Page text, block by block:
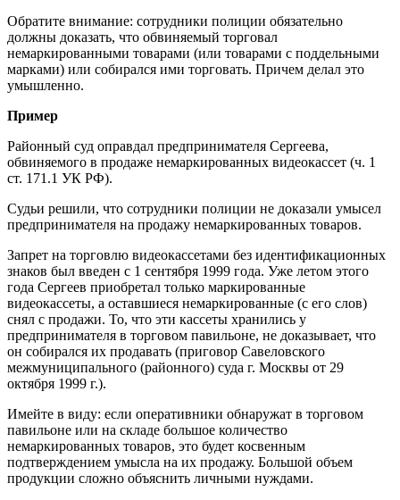
Обратите внимание: сотрудники полиции обязательно
должны доказать, что обвиняемый торговал
немаркированными товарами (или товарами с поддельными
марками) или собирался ими торговать. Причем делал это
умышленно.
Пример
Районный суд оправдал предпринимателя Сергеева,
обвиняемого в продаже немаркированных видеокассет (ч. 1
ст. 171.1 УК РФ).
Судьи решили, что сотрудники полиции не доказали умысел
предпринимателя на продажу немаркированных товаров.
Запрет на торговлю видеокассетами без идентификационных
знаков был введен с 1 сентября 1999 года. Уже летом этого
года Сергеев приобретал только маркированные
видеокассеты, а оставшиеся немаркированные (с его слов)
снял с продажи. То, что эти кассеты хранились у
предпринимателя в торговом павильоне, не доказывает, что
он собирался их продавать (приговор Савеловского
межмуниципального (районного) суда г. Москвы от 29
октября 1999 г.).
Имейте в виду: если оперативники обнаружат в торговом
павильоне или на складе большое количество
немаркированных товаров, это будет косвенным
подтверждением умысла на их продажу. Большой объем
продукции сложно объяснить личными нуждами.